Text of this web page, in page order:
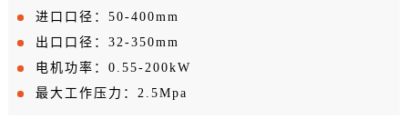
进口口径：50-400mm
出口口径：32-350mm
电机功率：0.55-200kW
最大工作压力：2.5Mpa